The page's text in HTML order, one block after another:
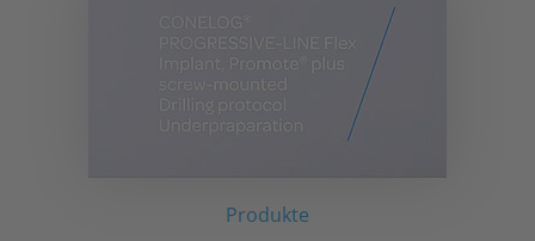
Produkte